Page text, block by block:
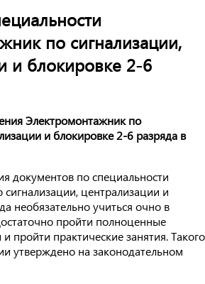
по сигнализации,
и блокировке 2-6
Электромонтажник по
и блокировке 2-6 разряда в
документов по специальности
централизации и
необязательно учиться очно в
пройти полноценные
пройти практические занятия. Такого
утверждено на законодательном